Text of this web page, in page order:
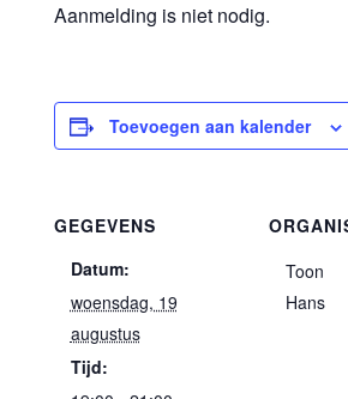
Aanmelding is niet nodig.
Toevoegen aan kalender
GEGEVENS
Datum:
woensdag, 19
augustus
Tijd:
Toon
Hans